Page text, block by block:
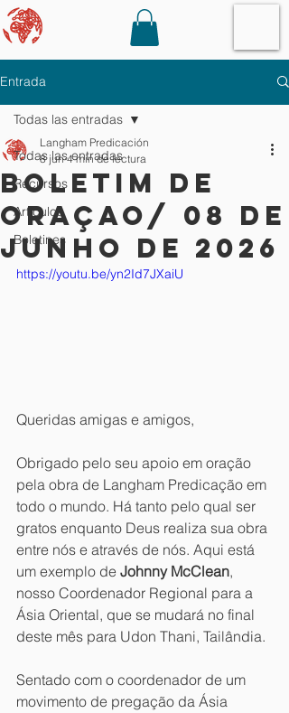
Entrada
Todas las entradas
Recursos
Artículos
Boletines
Todas las entradas
Boletim de
oraçao/ 08 de
junho de 2026
Langham Predicación
8 jun 4 min de lectura
https://youtu.be/yn2Id7JXaiU
Queridas amigas e amigos,
Obrigado pelo seu apoio em oração
pela obra de Langham Predicação em
todo o mundo. Há tanto pelo qual ser
gratos enquanto Deus realiza sua obra
entre nós e através de nós. Aqui está
um exemplo de Johnny McClean,
nosso Coordenador Regional para a
Ásia Oriental, que se mudará no final
deste mês para Udon Thani, Tailândia.
Sentado com o coordenador de um
movimento de pregação da Ásia